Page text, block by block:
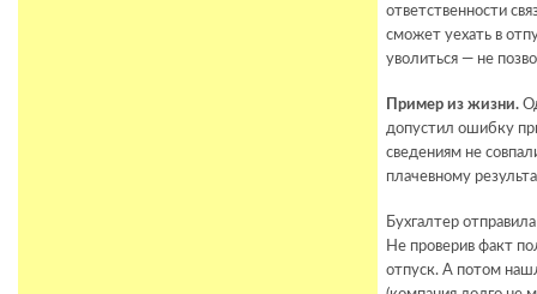
ответственности
сможет уехать в
уволиться — не
Пример из жизни.
допустил ошибку
сведениям не
плачевному
Бухгалтер
Не проверив факт
отпуск. А потом